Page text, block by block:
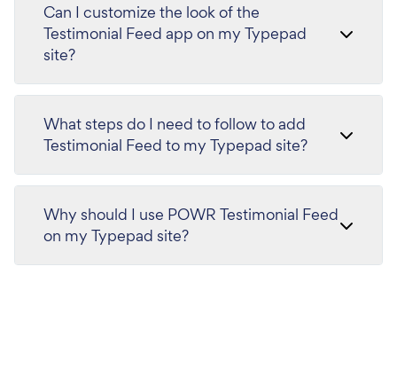
Can I customize the look of the
Testimonial Feed app on my Typepad
site?
What steps do I need to follow to add
Testimonial Feed to my Typepad site?
Why should I use POWR Testimonial Feed
on my Typepad site?